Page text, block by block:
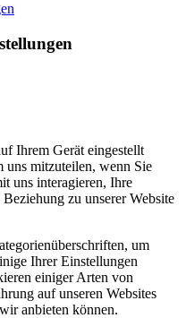
Ihrem Gerät eingestellt
uns mitzuteilen, wenn Sie
uns interagieren, Ihre
zu unserer Website
um
Ihrer Einstellungen
einiger Arten von
auf unseren Websites
anbieten können.